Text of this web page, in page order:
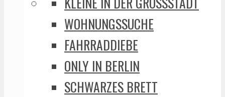
WOHNUNGSSUCHE
FAHRRADDIEBE
ONLY IN BERLIN
SCHWARZES BRETT